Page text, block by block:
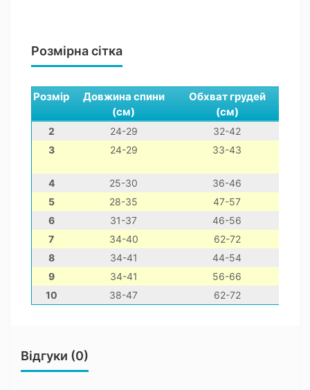
Розмірна сітка
Розмір
Довжина спини
(см)
Обхват грудей
(см)
2 24-29 32-42
3
24-29 33-43
4 25-30 36-46
5
28-35 47-57
6
31-37 46-56
7
34-40 62-72
8
34-41 44-54
9
34-41 56-66
10
38-47 62-72
Відгуки (0)